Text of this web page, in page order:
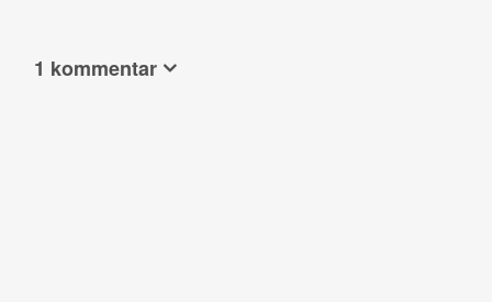
1 kommentar